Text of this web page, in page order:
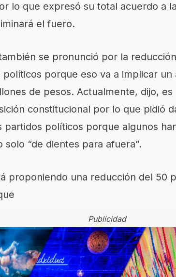
lo que expresó su total acuerdo a
el fuero.
se pronunció por la
políticos porque eso va a implicar
de pesos. Actualmente, dijo,
constitucional por lo que pidió
partidos políticos porque algunos
solo “de dientes para afuera”.
proponiendo una reducción del 50
Publicidad